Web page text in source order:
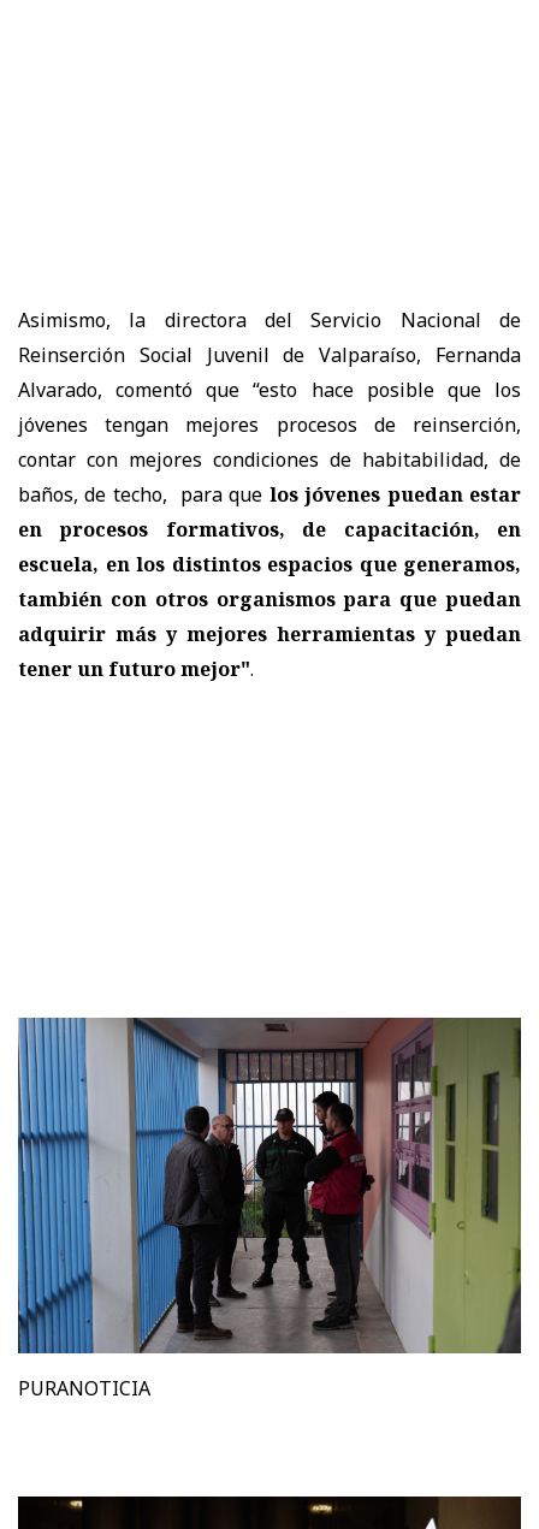
Asimismo, la directora del Servicio Nacional de
Reinserción Social Juvenil de Valparaíso, Fernanda
Alvarado, comentó que “esto hace posible que los
jóvenes tengan mejores procesos de reinserción,
contar con mejores condiciones de habitabilidad, de
baños, de techo, para que los jóvenes puedan estar
en procesos formativos, de capacitación, en
escuela, en los distintos espacios que generamos,
también con otros organismos para que puedan
adquirir más y mejores herramientas y puedan
tener un futuro mejor".
PURANOTICIA